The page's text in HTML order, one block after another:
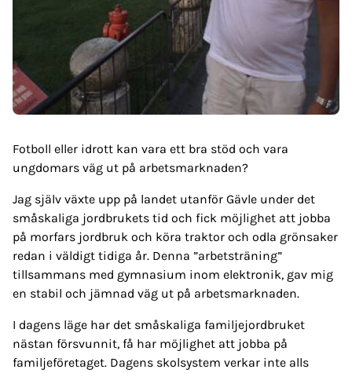
Fotboll eller idrott kan vara ett bra stöd och vara
ungdomars väg ut på arbetsmarknaden?
Jag själv växte upp på landet utanför Gävle under det
småskaliga jordbrukets tid och fick möjlighet att jobba
på morfars jordbruk och köra traktor och odla grönsaker
redan i väldigt tidiga år. Denna ”arbetsträning”
tillsammans med gymnasium inom elektronik, gav mig
en stabil och jämnad väg ut på arbetsmarknaden.
I dagens läge har det småskaliga familjejordbruket
nästan försvunnit, få har möjlighet att jobba på
familjeföretaget. Dagens skolsystem verkar inte alls